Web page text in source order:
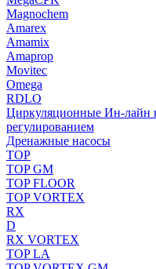
Magnochem
Amarex
Amamix
Amaprop
Movitec
Omega
RDLO
Циркуляционные Ин-лайн
регулированием
Дренажные насосы
TOP
TOP GM
TOP FLOOR
TOP VORTEX
RX
D
RX VORTEX
TOP LA